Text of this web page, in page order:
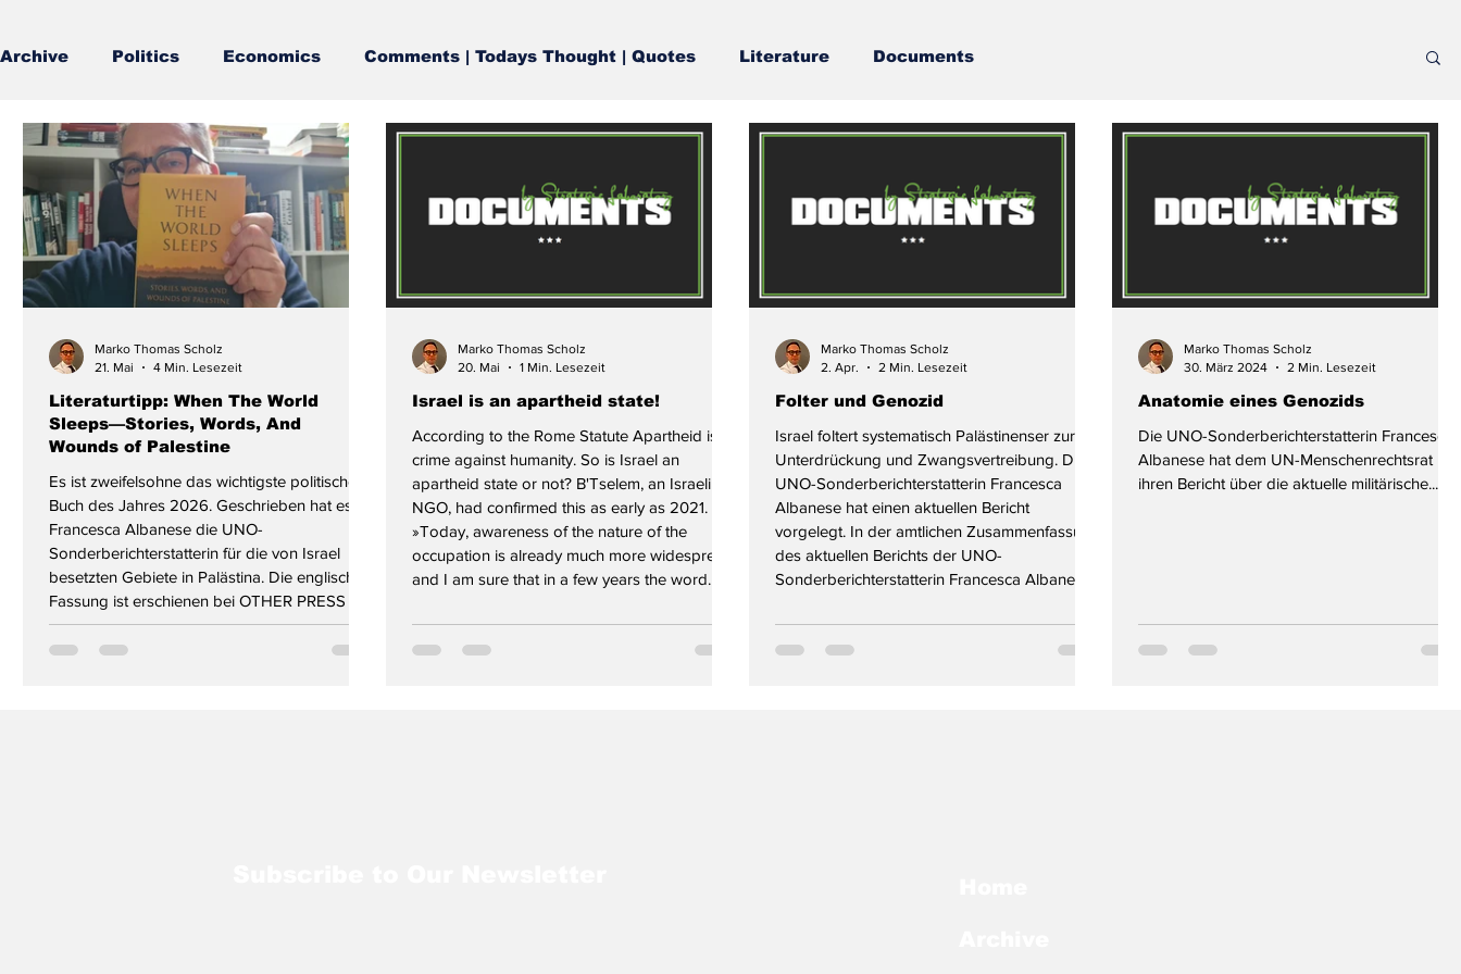
Archive Politics Economics Comments | Todays Thought | Quotes Literature Documents
Literaturtipp: When The World
Sleeps—Stories, Words, And
Wounds of Palestine
Es ist zweifelsohne das wichtigste politische
Buch des Jahres 2026. Geschrieben hat es
Francesca Albanese die UNO-
Sonderberichterstatterin für die von Israel
besetzten Gebiete in Palästina. Die englische
Fassung ist erschienen bei OTHER PRESS
New York. Spätestens seit die Republik
Südafrika beim Internationalen Gerichtshof
Marko Thomas Scholz
21. Mai
4 Min. Lesezeit
Israel is an apartheid state!
According to the Rome Statute Apartheid is a
crime against humanity. So is Israel an
apartheid state or not? B'Tselem, an Israeli
NGO, had confirmed this as early as 2021.
»Today, awareness of the nature of the
occupation is already much more widespread
and I am sure that in a few years the word
with the State of Israel, as it was in the past
with South Africa.«, these are the words of
Marko Thomas Scholz
20. Mai
1 Min. Lesezeit
Folter und Genozid
Israel foltert systematisch Palästinenser zur
Unterdrückung und Zwangsvertreibung. Die
UNO-Sonderberichterstatterin Francesca
Albanese hat einen aktuellen Bericht
vorgelegt. In der amtlichen Zusammenfassung
des aktuellen Berichts der UNO-
Sonderberichterstatterin Francesca Albanese
den systematischen Einsatz von Folter durch
Israel gegen Palästinenser aus den besetzten
Marko Thomas Scholz
2. Apr.
2 Min. Lesezeit
Anatomie eines Genozids
Die UNO-Sonderberichterstatterin Francesca
Albanese hat dem UN-Menschenrechtsrat
ihren Bericht über die aktuelle militärische...
Marko Thomas Scholz
30. März 2024
2 Min. Lesezeit